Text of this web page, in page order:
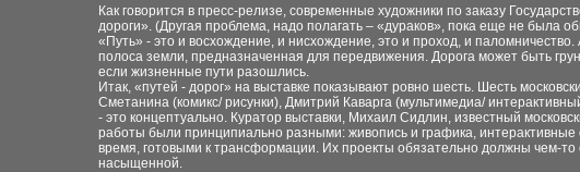
Как говорится в пресс-релизе, современные художники по заказу
дороги». (Другая проблема, надо полагать – «дураков», пока еще не была
«Путь» - это и восхождение, и нисхождение, это и проход, и
полоса земли, предназначенная для передвижения. Дорога может быть
если жизненные пути разошлись.
Итак, «путей - дорог» на выставке показывают ровно шесть. Шесть
Сметанина (комикс/ рисунки), Дмитрий Каварга (мультимедиа/
- это концептуально. Куратор выставки, Михаил Сидлин, известный
работы были принципиально разными: живопись и графика,
время, готовыми к трансформации. Их проекты обязательно должны чем-
насыщенной.